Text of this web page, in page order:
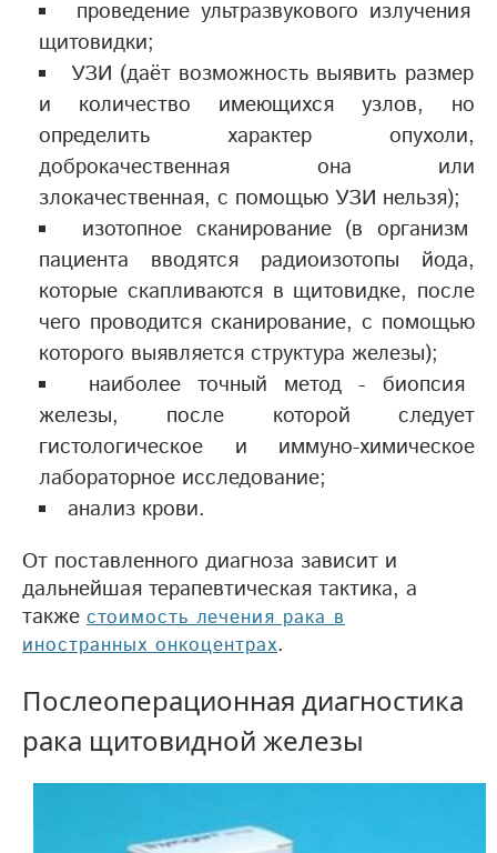
проведение ультразвукового излучения
щитовидки;
УЗИ (даёт возможность выявить размер
и количество имеющихся узлов, но
определить характер опухоли,
доброкачественная она или
злокачественная, с помощью УЗИ нельзя);
изотопное сканирование (в организм
пациента вводятся радиоизотопы йода,
которые скапливаются в щитовидке, после
чего проводится сканирование, с помощью
которого выявляется структура железы);
наиболее точный метод - биопсия
железы, после которой следует
гистологическое и иммуно-химическое
лабораторное исследование;
анализ крови.
От поставленного диагноза зависит и
дальнейшая терапевтическая тактика, а
также стоимость лечения рака в
иностранных онкоцентрах.
Послеоперационная диагностика
рака щитовидной железы